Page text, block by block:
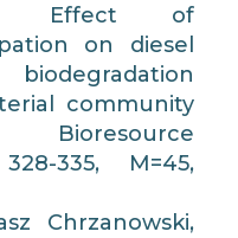
Effect of
on diesel
community
335, M=45,
Chrzanowski,